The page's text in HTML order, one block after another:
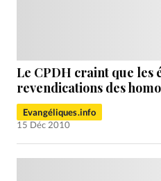
Le CPDH craint que les
revendications des
Evangéliques.info
15 Déc 2010